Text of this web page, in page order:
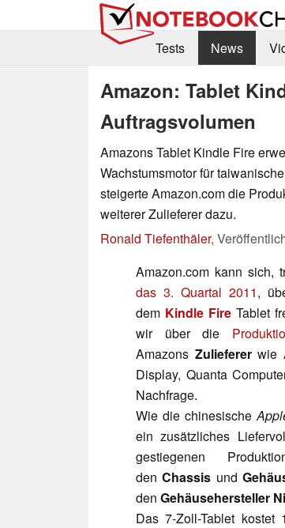
Tests
News
Amazon: Tablet
Auftragsvolumen
Amazons Tablet Kindle Fire
Wachstumsmotor für
steigerte Amazon.com die
weiterer Zulieferer dazu.
Ronald Tiefenthäler,
Amazon.com kann sich,
das 3. Quartal 2011,
dem Kindle FireTablet
wir über die
Amazons Zuliefererwie
Display, Quanta
Nachfrage.
Wie die chinesische
ein zusätzliches
gestiegenen
denChassis und
den Gehäusehersteller
Das 7-Zoll-Tablet